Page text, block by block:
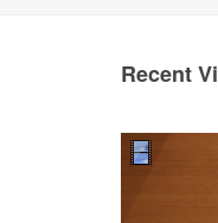
Recent